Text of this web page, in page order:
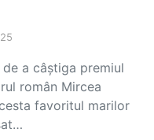
a câștiga premiul
român Mircea
favoritul marilor